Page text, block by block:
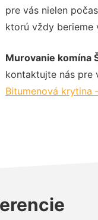
pre vás nielen
ktorú vždy berieme
Murovanie komína
kontaktujte nás pre
Bitumenová krytina